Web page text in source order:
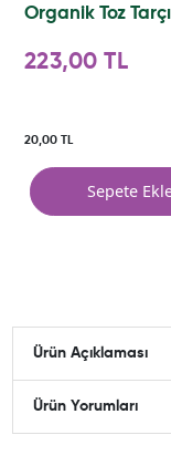
Organik Toz
20,00 TL
223,00 TL
Sepete
Ürün Açıklaması
Ürün Yorumları